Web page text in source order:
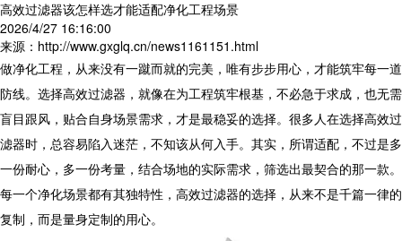
高效过滤器该怎样选才能适配净化工程场景
2026/4/27 16:16:00
来源：http://www.gxglq.cn/news1161151.html
做净化工程，从来没有一蹴而就的完美，唯有步步用心，才能筑牢每一道
防线。选择高效过滤器 ，就像在为工程筑牢根基，不必急于求成，也无需
盲目跟风，贴合自身场景需求，才是最稳妥的选择。很多人在选择高效过
滤器时，总容易陷入迷茫，不知该从何入手。其实，所谓适配，不过是多
一份耐心，多一份考量，结合场地的实际需求，筛选出最契合的那一款。
每一个净化场景都有其独特性，高效过滤器的选择，从来不是千篇一律的
复制，而是量身定制的用心。